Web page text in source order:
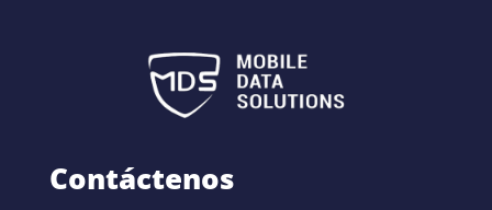
Contáctenos